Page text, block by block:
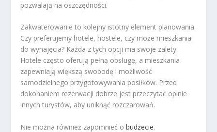
pozwalają na oszczędności.
Zakwaterowanie to kolejny istotny element planowania.
Czy preferujemy hotele, hostele, czy może mieszkania
do wynajęcia? Każda z tych opcji ma swoje zalety.
Hotele często oferują pełną obsługę, a mieszkania
zapewniają większą swobodę i możliwość
samodzielnego przygotowywania posiłków. Przed
dokonaniem rezerwacji dobrze jest przeczytać opinie
innych turystów, aby uniknąć rozczarowań.
Nie można również zapomnieć obudżecie.